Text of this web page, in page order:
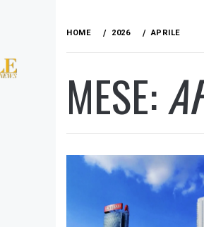
HOME 2026 APRILE
MESE: